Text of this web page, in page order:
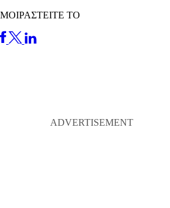
ΜΟΙΡΑΣΤΕΙΤΕ ΤΟ